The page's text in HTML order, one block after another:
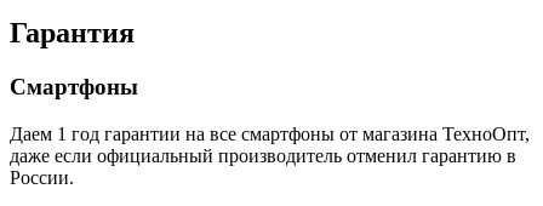
Гарантия
Смартфоны
Даем 1 год гарантии на все смартфоны от магазина ТехноОпт,
даже если официальный производитель отменил гарантию в
России.